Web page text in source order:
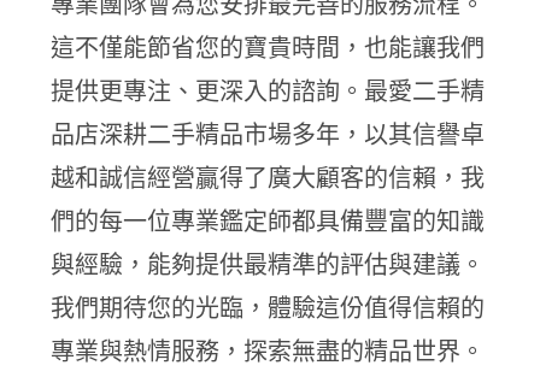
這不僅能節省您的寶貴時間，也能讓我們
提供更專注、更深入的諮詢。最愛二手精
品店深耕二手精品市場多年，以其信譽卓
越和誠信經營贏得了廣大顧客的信賴，我
們的每一位專業鑑定師都具備豐富的知識
與經驗，能夠提供最精準的評估與建議。
我們期待您的光臨，體驗這份值得信賴的
專業與熱情服務，探索無盡的精品世界。